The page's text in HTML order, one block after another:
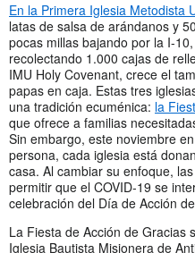
En la Primera Iglesia Metodista
latas de salsa de arándanos y
pocas millas bajando por la I-
recolectando 1.000 cajas de
IMU Holy Covenant, crece el
papas en caja. Estas tres
una tradición ecuménica: la
que ofrece a familias
Sin embargo, este noviembre
persona, cada iglesia está
casa. Al cambiar su enfoque,
permitir que el COVID-19 se
celebración del Día de Acción
La Fiesta de Acción de Gracias
Iglesia Bautista Misionera de